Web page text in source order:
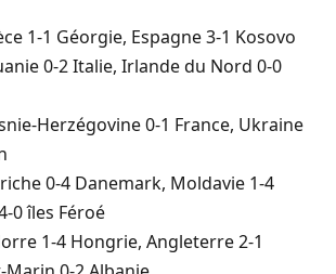
1-1 Géorgie, Espagne 3-1 Kosovo
0-2 Italie, Irlande du Nord 0-0
Herzégovine 0-1 France, Ukraine
0-4 Danemark, Moldavie 1-4
0 îles Féroé
1-4 Hongrie, Angleterre 2-1